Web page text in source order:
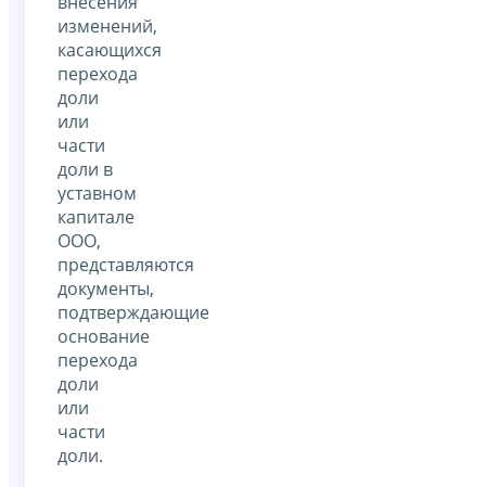
изменений,
касающихся
перехода
доли
или
части
доли в
уставном
капитале
ООО,
представляются
документы,
подтверждающие
основание
перехода
доли
или
части
доли.